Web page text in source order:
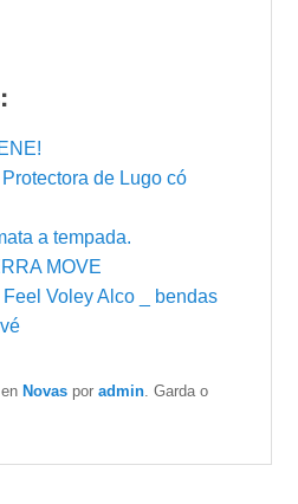
de Lugo có
a tempada.
MOVE
Feel Voley Alco _ bendas
Novas poradmin . Garda o